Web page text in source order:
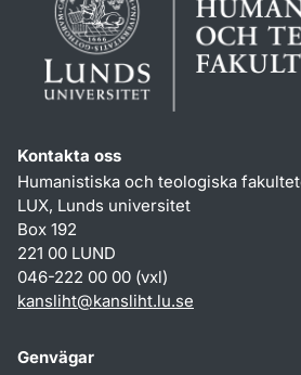
Kontakta oss
Humanistiska och teologiska
LUX, Lunds universitet
Box 192
221 00 LUND
046-222 00 00 (vxl)
kansliht@kansliht.lu.se
Genvägar